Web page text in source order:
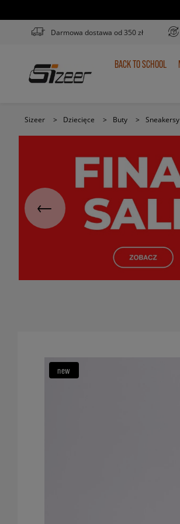
Darmowa dostawa od 350 zł
BACK
BACK TO SCHOOL
Sizeer > Dziecięce > Buty > Sneakersy
new